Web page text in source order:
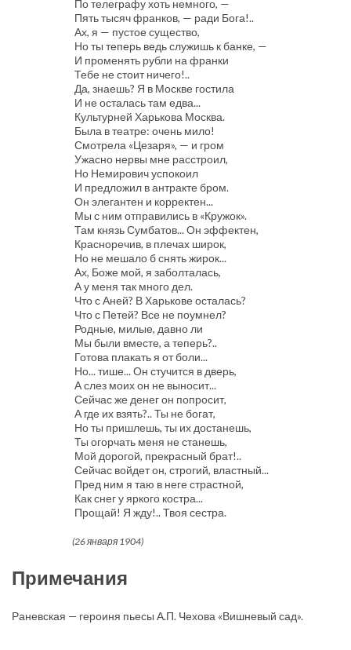
По телеграфу хоть немного, —
Пять тысяч франков, — ради Бога!..
Ах, я — пустое существо,
Но ты теперь ведь служишь к банке, —
И променять рубли на франки
Тебе не стоит ничего!..
Да, знаешь? Я в Москве гостила
И не осталась там едва...
Культурней Харькова Москва.
Была в театре: очень мило!
Смотрела «Цезаря», — и гром
Ужасно нервы мне расстроил,
Но Немирович успокоил
И предложил в антракте бром.
Он элегантен и корректен...
Мы с ним отправились в «Кружок».
Там князь Сумбатов... Он эффектен,
Красноречив, в плечах широк,
Но не мешало б снять жирок...
Ах, Боже мой, я заболталась,
А у меня так много дел.
Что с Аней? В Харькове осталась?
Что с Петей? Все не поумнел?
Родные, милые, давно ли
Мы были вместе, а теперь?..
Готова плакать я от боли...
Но... тише... Он стучится в дверь,
А слез моих он не выносит...
Сейчас же денег он попросит,
А где их взять?.. Ты не богат,
Но ты пришлешь, ты их достанешь,
Ты огорчать меня не станешь,
Мой дорогой, прекрасный брат!..
Сейчас войдет он, строгий, властный...
Пред ним я таю в неге страстной,
Как снег у яркого костра...
Прощай! Я жду!.. Твоя сестра.
(26 января 1904)
Примечания
Раневская — героиня пьесы А.П. Чехова «Вишневый сад».